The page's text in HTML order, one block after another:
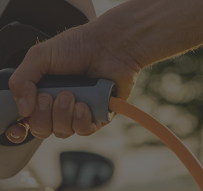
Elektromobilität
Online-
Store
Energiefragen
Kündigung
Wärmestrom
Treue-Bonus
Vorteile